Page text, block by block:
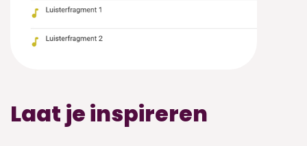
Laat je inspireren